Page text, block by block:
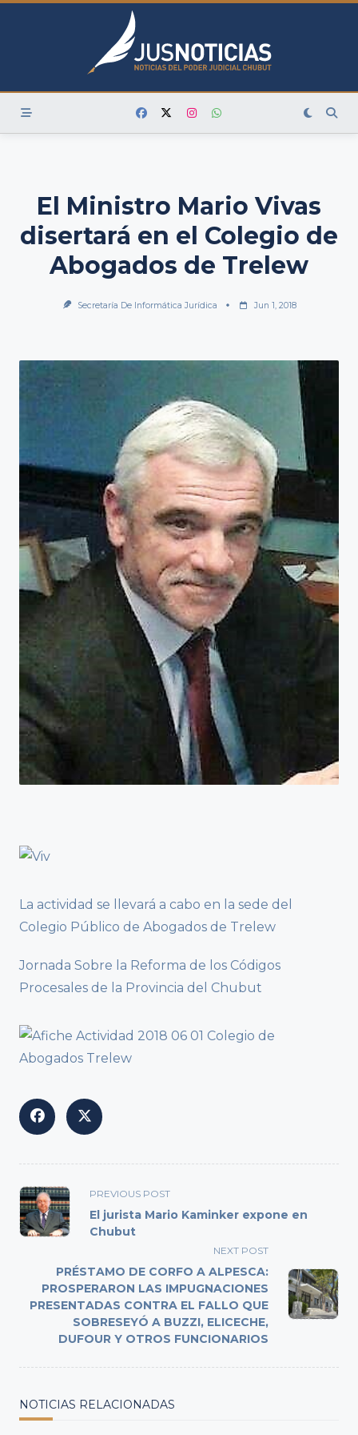
Skip
El Ministro Mario Vivas
disertará en el Colegio de
Abogados de Trelew
Secretaría De Informática Jurídica Jun 1, 2018
La actividad se llevará a cabo en la sede del
Colegio Público de Abogados de Trelew
Jornada Sobre la Reforma de los Códigos
Procesales de la Provincia del Chubut
<span
class="nav-
subtitle
reader-
text">Page</span>
PREVIOUS POST
El jurista Mario Kaminker expone en
Chubut
NEXT POST
PRÉSTAMO DE CORFO A ALPESCA:
PROSPERARON LAS IMPUGNACIONES
PRESENTADAS CONTRA EL FALLO QUE
SOBRESEYÓ A BUZZI, ELICECHE,
DUFOUR Y OTROS FUNCIONARIOS
NOTICIAS RELACIONADAS